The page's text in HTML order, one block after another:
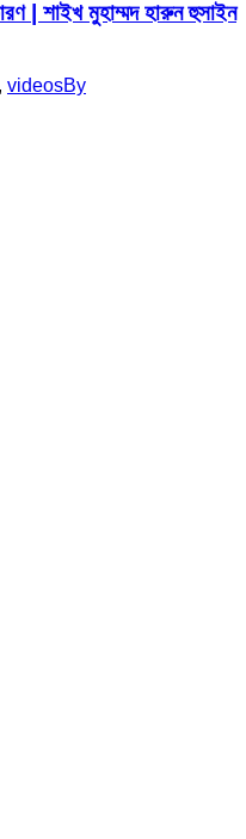
| শাইখ মুহাম্মদ হারুন হুসাইন
, videosBy